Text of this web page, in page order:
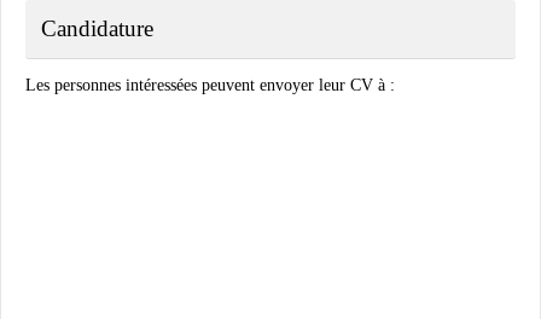
Candidature
Les personnes intéressées peuvent envoyer leur CV à :